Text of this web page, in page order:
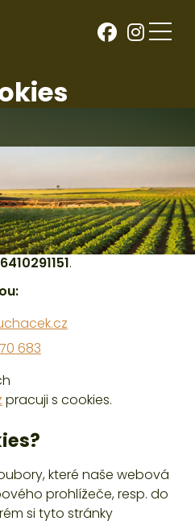
s kontaktní adresou
nad Jizerou 512 41
.
683
pracuji s cookies.
které naše webová
prohlížeče, resp. do
si tyto stránky